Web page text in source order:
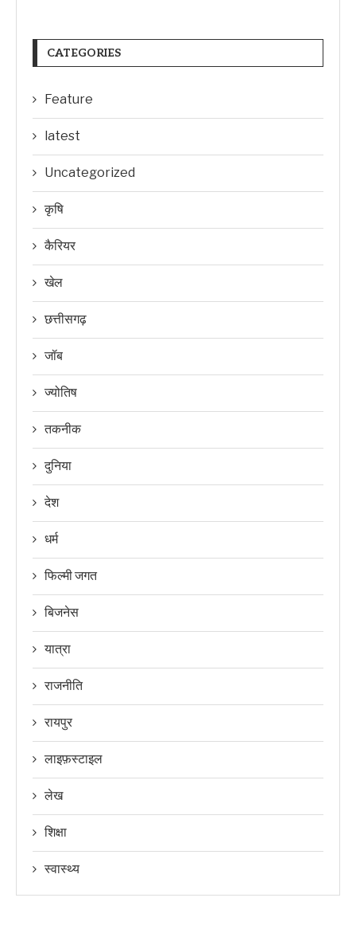
CATEGORIES
Feature
latest
Uncategorized
कृषि
कैरियर
खेल
छत्तीसगढ़
जॉब
ज्योतिष
तकनीक
दुनिया
देश
धर्म
फिल्मी जगत
बिजनेस
यात्रा
राजनीति
रायपुर
लाइफ़स्टाइल
लेख
शिक्षा
स्वास्थ्य